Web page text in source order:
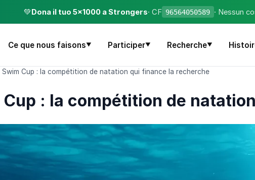
💚Dona il tuo 5×1000 a Strongers· CF 96564050589 · Nessun
Ce que nous faisons▼ Participer▼ Recherche▼
Swim Cup : la compétition de natation qui finance la recherche
Cup : la compétition de